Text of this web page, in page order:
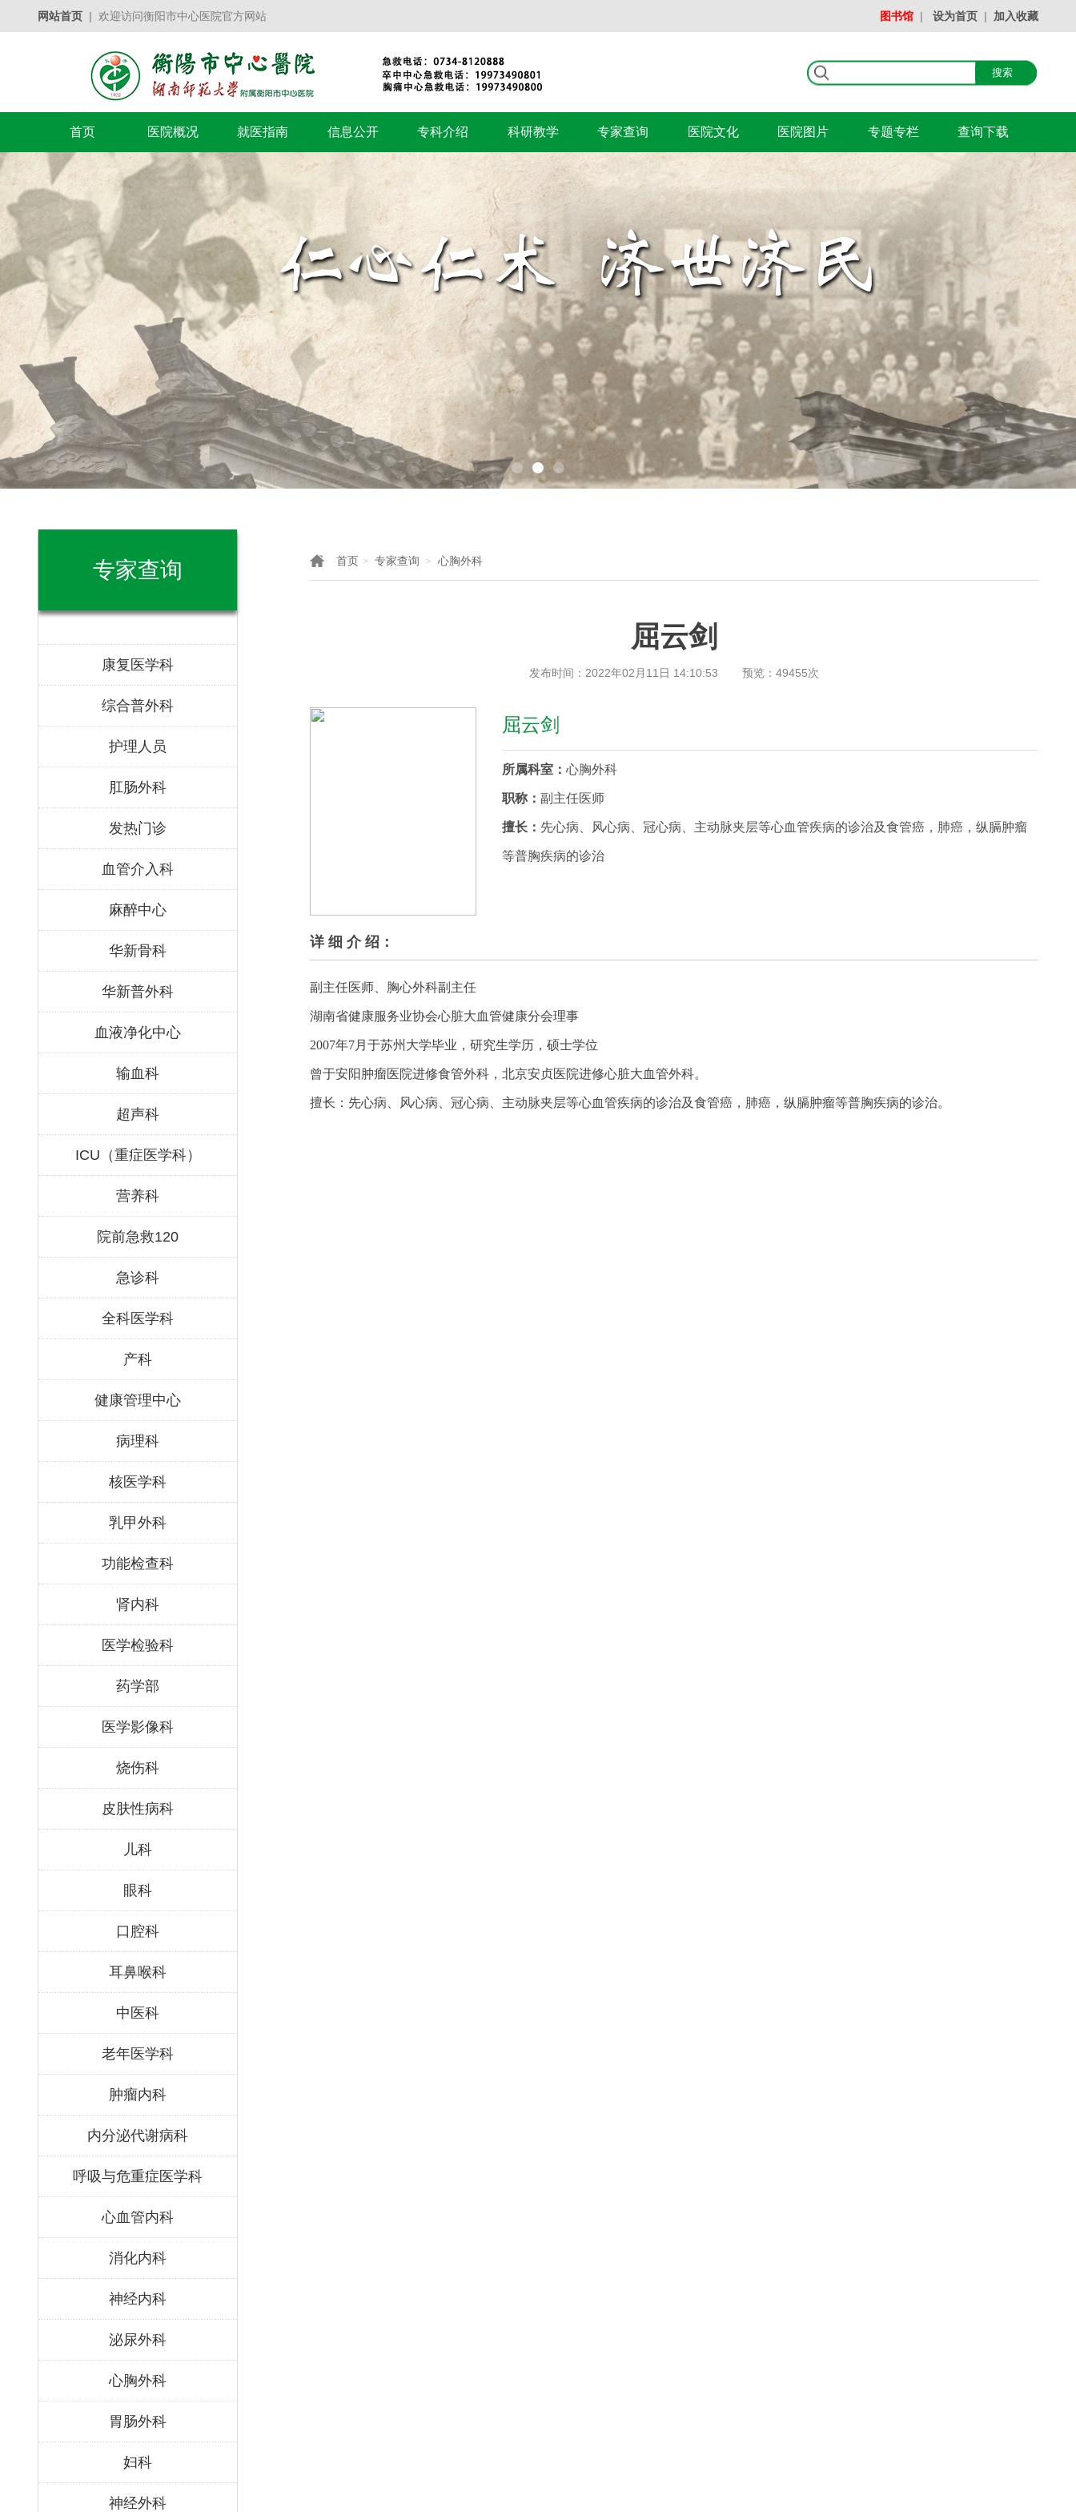
网站首页 | 欢迎访问衡阳市中心医院官方网站 图书馆 | 设为首页 | 加入收藏
首页 医院概况 就医指南 信息公开 专科介绍 科研教学 专家查询 医院文化 医院图片 专题专栏 查询下载
专家查询
康复医学科
综合普外科
护理人员
肛肠外科
发热门诊
血管介入科
麻醉中心
华新骨科
华新普外科
血液净化中心
输血科
超声科
ICU（重症医学科）
营养科
院前急救120
急诊科
全科医学科
产科
健康管理中心
病理科
核医学科
乳甲外科
功能检查科
肾内科
医学检验科
药学部
医学影像科
烧伤科
皮肤性病科
儿科
眼科
口腔科
耳鼻喉科
中医科
老年医学科
肿瘤内科
内分泌代谢病科
呼吸与危重症医学科
心血管内科
消化内科
神经内科
泌尿外科
心胸外科
胃肠外科
妇科
神经外科
首页 > 专家查询 > 心胸外科
屈云剑
发布时间： 2022年02月11日 14:10:53 预览： 49455次
屈云剑
所属科室： 心胸外科
职称： 副主任医师
擅长： 先心病、风心病、冠心病、主动脉夹层等心血管疾病的诊治及食管癌，肺癌，纵膈肿瘤
等普胸疾病的诊治
详 细 介 绍：
副 主任医师、胸心外科副 主任
湖南省健康服务业协会心脏大血管健康分会理事
2007年7月 于苏州大学毕业，研究生学历，硕士学位
曾于安阳肿瘤医院进修食管外科，北京安贞医院进修心脏大血管外科。
擅长：先心病、风心病、冠心病、主动脉夹层等心血管疾病的诊治及食管癌，肺癌，纵膈肿瘤等普胸疾病的诊治。